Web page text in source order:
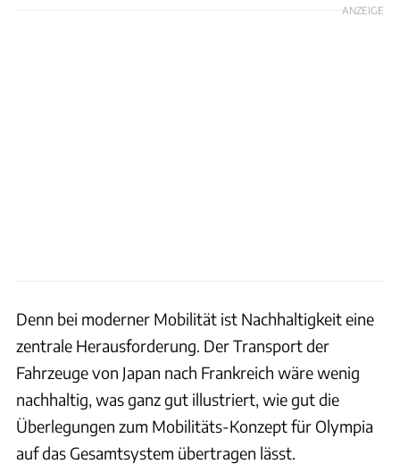
ANZEIGE
Denn bei moderner Mobilität ist Nachhaltigkeit eine
zentrale Herausforderung. Der Transport der
Fahrzeuge von Japan nach Frankreich wäre wenig
nachhaltig, was ganz gut illustriert, wie gut die
Überlegungen zum Mobilitäts-Konzept für Olympia
auf das Gesamtsystem übertragen lässt.